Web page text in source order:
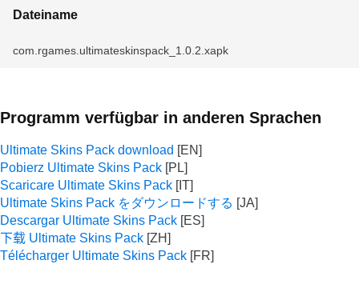
Dateiname
com.rgames.ultimateskinspack_1.0.2.xapk
Programm verfügbar in anderen Sprachen
Ultimate Skins Pack download
Pobierz Ultimate Skins Pack
Scaricare Ultimate Skins Pack
Ultimate Skins Pack をダウンロードする
Descargar Ultimate Skins Pack
下载 Ultimate Skins Pack
Télécharger Ultimate Skins Pack